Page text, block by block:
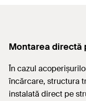
Montarea directă
În cazul
încărcare, structura
instalată direct pe